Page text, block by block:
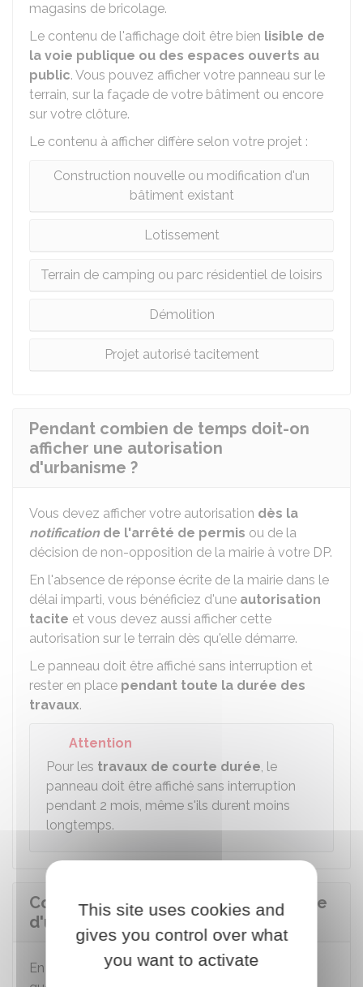
magasins de bricolage.
Le contenu de l'affichage doit être bien lisible de
la voie publique ou des espaces ouverts au
public. Vous pouvez afficher votre panneau sur le
terrain, sur la façade de votre bâtiment ou encore
sur votre clôture.
Le contenu à afficher diffère selon votre projet :
Construction nouvelle ou modification d'un
bâtiment existant
Lotissement
Terrain de camping ou parc résidentiel de loisirs
Démolition
Projet autorisé tacitement
Pendant combien de temps doit-on
afficher une autorisation
d'urbanisme ?
Vous devez afficher votre autorisation dès la
notificationde l'arrêté de permis ou de la
décision de non-opposition de la mairie à votre DP.
En l'absence de réponse écrite de la mairie dans le
délai imparti, vous bénéficiez d'une autorisation
tacite et vous devez aussi afficher cette
autorisation sur le terrain dès qu'elle démarre.
Le panneau doit être affiché sans interruption et
rester en place pendant toute la durée des
travaux.
Attention
Pour les travaux de courte durée, le
panneau doit être affiché sans interruption
pendant 2 mois, même s'ils durent moins
longtemps.
Comment peut-on prouver l'affichage
d'une autorisation d'urbanisme ?
En cas de contestation, c'est à vous de prouver
This site uses cookies and
gives you control over what
you want to activate